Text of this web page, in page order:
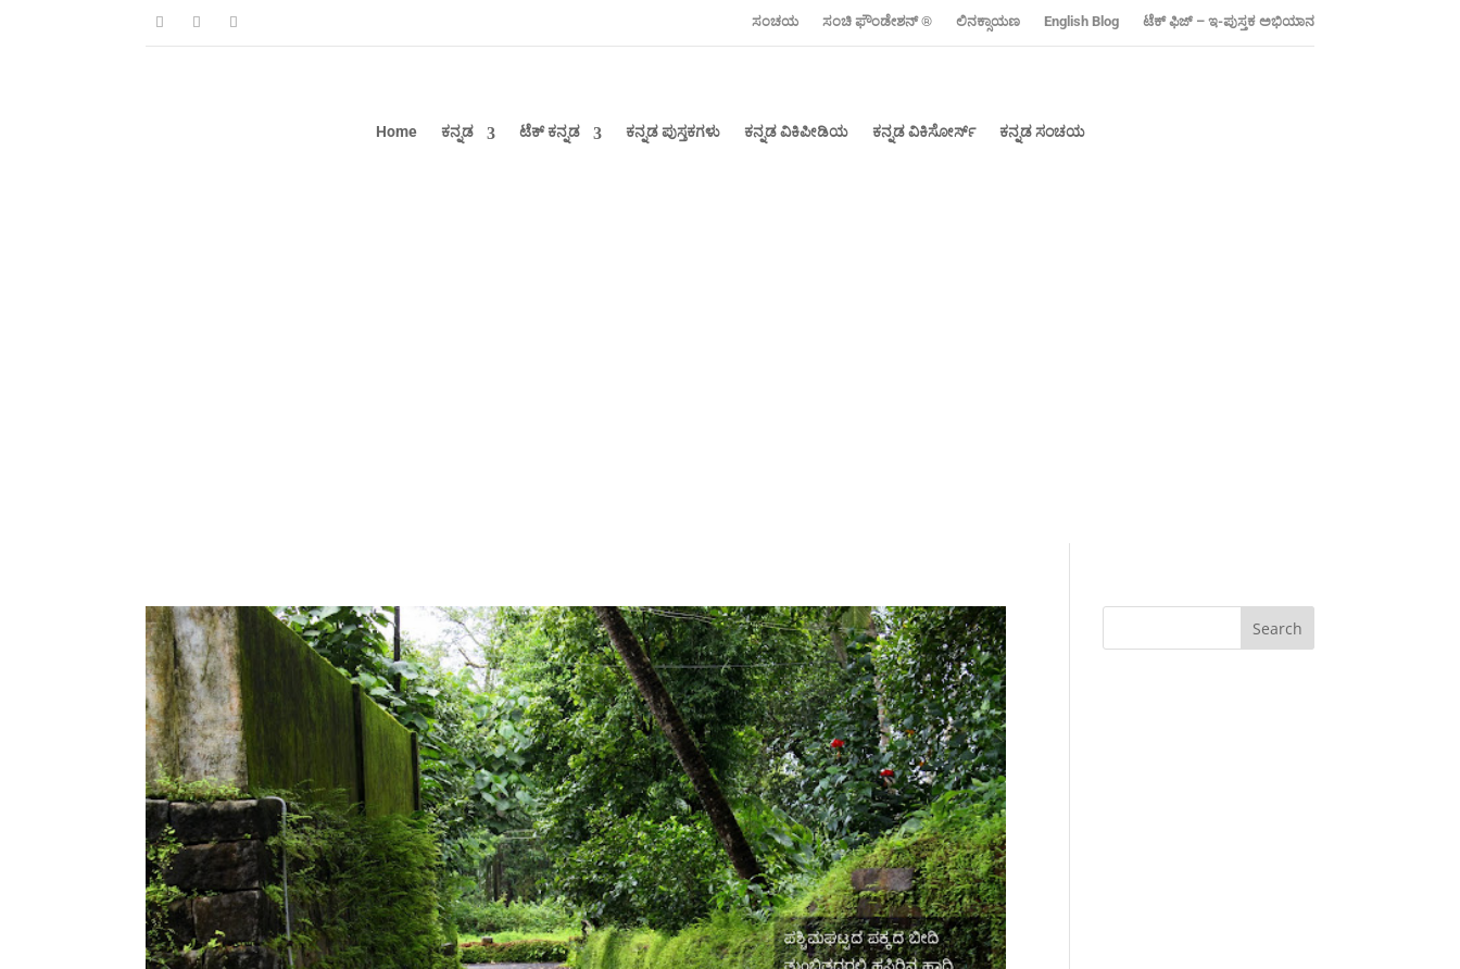
ಸಂಚಯ ಸಂಚಿ ಫೌಂಡೇಶನ್ ‍® ಲಿನಕ್ಸಾಯಣ ‍English Blog ಟೆಕ್ ಫಿಜ್ – ಇ-ಪುಸ್ತಕ ಅಭಿಯಾನ
Home ಕನ್ನಡ ಟೆಕ್ ಕನ್ನಡ ಕನ್ನಡ ಪುಸ್ತಕಗಳು ಕನ್ನಡ ವಿಕಿಪೀಡಿಯ ಕನ್ನಡ ವಿಕಿಸೋರ್ಸ್ ಕನ್ನಡ ಸಂಚಯ